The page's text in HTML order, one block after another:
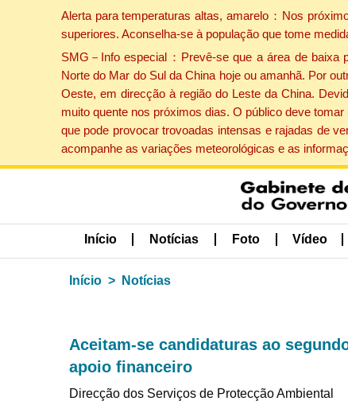
Alerta para temperaturas altas, amarelo：Nos
superiores. Aconselha-se à população que tome
SMG－Info especial：Prevê-se que a área de baixa
Norte do Mar do Sul da China hoje ou amanhã. Por
Oeste, em direcção à região do Leste da China.
muito quente nos próximos dias. O público deve
que pode provocar trovoadas intensas e rajadas de
acompanhe as variações meteorológicas e as
Início Notícias Foto Vídeo
Início Notícias
Aceitam-se candidaturas ao
apoio financeiro
Direcção dos Serviços de Protecção Ambiental